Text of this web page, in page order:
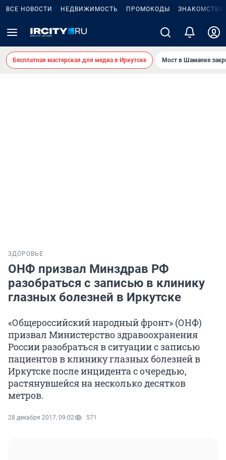
ВСЕ НОВОСТИ НЕДВИЖИМОСТЬ ПРОМОКОДЫ ЗНАКОМСТВА
Бесплатная мастерская для медиа в Иркутске Мост в Шаманке
ЗДОРОВЬЕ
ОНФ призвал Минздрав РФ
разобраться с записью в клинику
глазных болезней в Иркутске
«Общероссийский народный фронт» (ОНФ)
призвал Министерство здравоохранения
России разобраться в ситуации с записью
пациентов в клинику глазных болезней в
Иркутске после инцидента с очередью,
растянувшейся на несколько десятков
метров.
28 декабря 2017, 09:02 571